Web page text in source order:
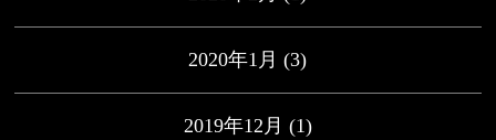
2020年1月 (3)
2019年12月 (1)